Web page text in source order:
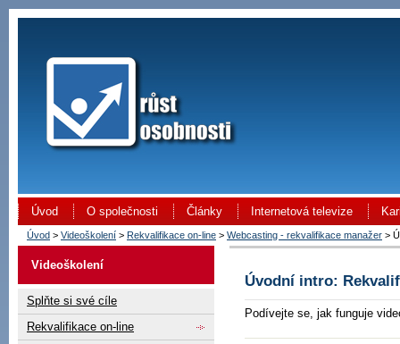
Úvod O společnosti Články Internetová televize
Úvod > Videoškolení > Rekvalifikace on-line > Webcasting - rekvalifikace manažer >
Videoškolení
Splňte si své cíle
Rekvalifikace on-line
Úvodní intro:
Podívejte se, jak funguje